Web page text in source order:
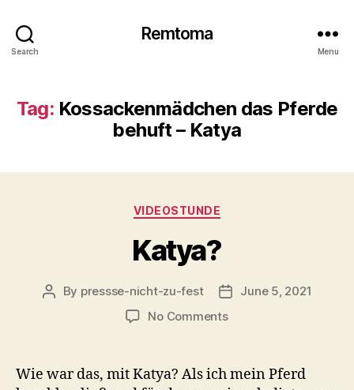
Search
Remtoma
Menu
Tag: Kossackenmädchen das Pferde
behuft – Katya
Categories
VIDEOSTUNDE
Katya?
Post
By pressse-nicht-zu-fest
PostJune 5, 2021
No Commentson
Wie war das, mit Katya? Als ich mein Pferd